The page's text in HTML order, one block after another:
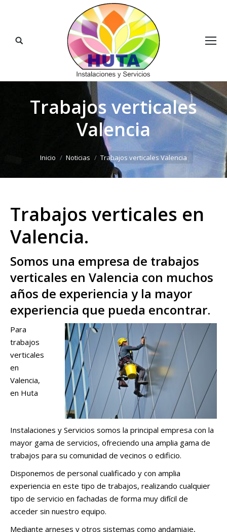
Buscar:
Trabajos verticales
Valencia
Inicio Noticias Trabajos verticales Valencia
Trabajos verticales en
Valencia.
Somos una empresa de trabajos
verticales en Valencia con muchos
años de experiencia y la mayor
experiencia que pueda encontrar.
Para
trabajos
verticales
en
Valencia,
en Huta
Instalaciones y Servicios somos la principal empresa con la
mayor gama de servicios, ofreciendo una amplia gama de
trabajos para su comunidad de vecinos o edificio.
Disponemos de personal cualificado y con amplia
experiencia en este tipo de trabajos, realizando cualquier
tipo de servicio en fachadas de forma muy difícil de
acceder sin nuestro equipo.
Mediante arneses y otros sistemas como andamiaje,